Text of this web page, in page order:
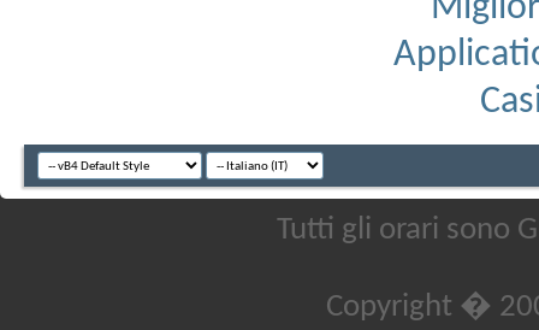
Tutti gli orari sono
Copyright �